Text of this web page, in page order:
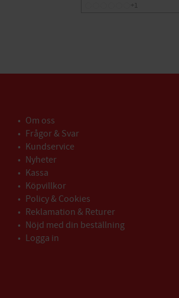
+1
Om oss
Frågor & Svar
Kundservice
Nyheter
Kassa
Köpvillkor
Policy & Cookies
Reklamation & Returer
Nöjd med din beställning
Logga in